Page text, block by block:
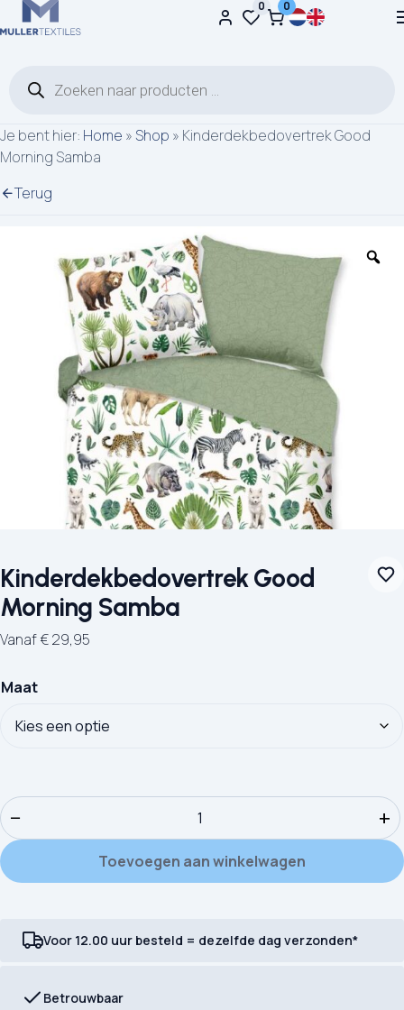
Ga naar de inhoud 0 0
Je bent hier: Home » Shop » Kinderdekbedovertrek Good
Morning Samba
Terug
Kinderdekbedovertrek Good
Morning Samba
Vanaf€29,95
Maat
Kinderdekbedovertrek Good Morning Samba aantal
− +
Toevoegen aan winkelwagen
Voor 12.00 uur besteld = dezelfde dag verzonden*
Betrouwbaar